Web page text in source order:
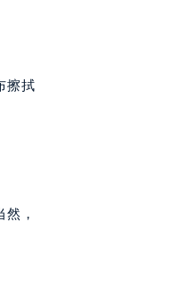
擦拭
，